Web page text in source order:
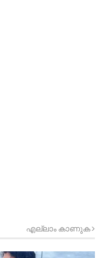
എല്ലാം കാണുക